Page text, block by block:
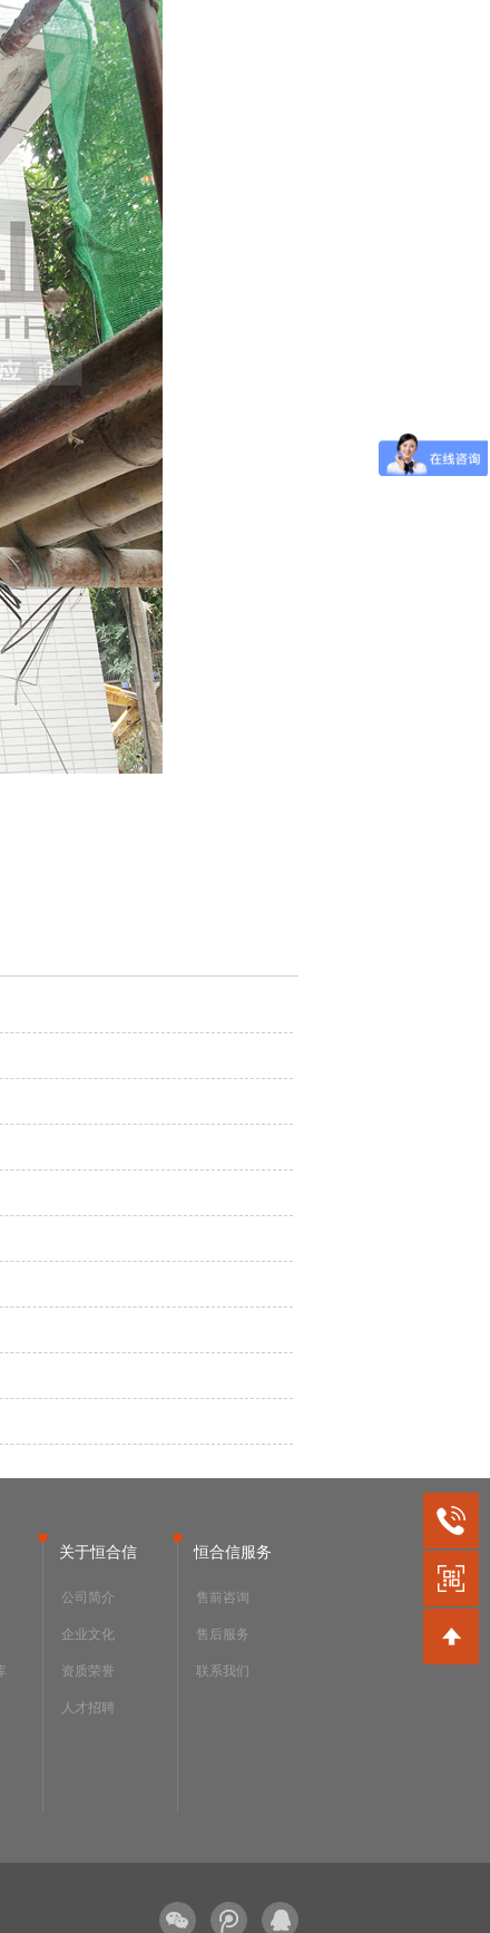
关于恒合信
公司简介
企业文化
资质荣誉
人才招聘
恒合信服务
售前咨询
售后服务
联系我们